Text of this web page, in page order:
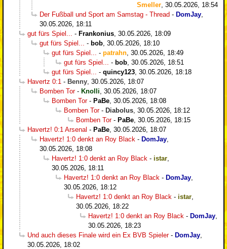
Smeller 30.05.2026, 18:54
Der Fußball und Sport am Samstag - Thread - DomJay
30.05.2026, 18:11
gut fürs Spiel...
- Frankonius 30.05.2026, 18:09
gut fürs Spiel...
- bob 30.05.2026, 18:10
gut fürs Spiel...
- patrahn 30.05.2026, 18:49
gut fürs Spiel...
- bob 30.05.2026, 18:51
gut fürs Spiel...
- quincy123 30.05.2026, 18:18
Havertz 0:1 - Benny 30.05.2026, 18:07
Bomben Tor- Knolli 30.05.2026, 18:07
Bomben Tor- PaBe 30.05.2026, 18:08
Bomben Tor- Diabolus 30.05.2026, 18:12
Bomben Tor- PaBe 30.05.2026, 18:15
Havertz! 0:1 Arsenal - PaBe 30.05.2026, 18:07
Havertz! 1:0 denkt an Roy Black - DomJay
30.05.2026, 18:08
Havertz! 1:0 denkt an Roy Black - istar
30.05.2026, 18:11
Havertz! 1:0 denkt an Roy Black - DomJay
30.05.2026, 18:12
Havertz! 1:0 denkt an Roy Black - istar
30.05.2026, 18:22
Havertz! 1:0 denkt an Roy Black - DomJay
30.05.2026, 18:23
Und auch dieses Finale wird ein Ex BVB Spieler- DomJay
30.05.2026, 18:02